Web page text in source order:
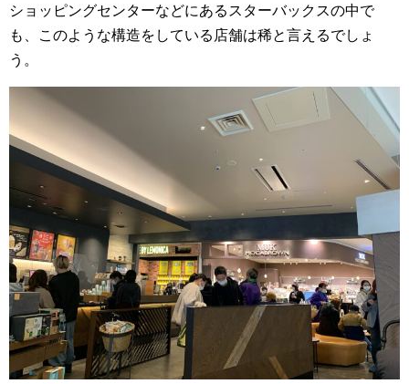
ショッピングセンターなどにあるスターバックスの中で
も、このような構造をしている店舗は稀と言えるでしょ
う。